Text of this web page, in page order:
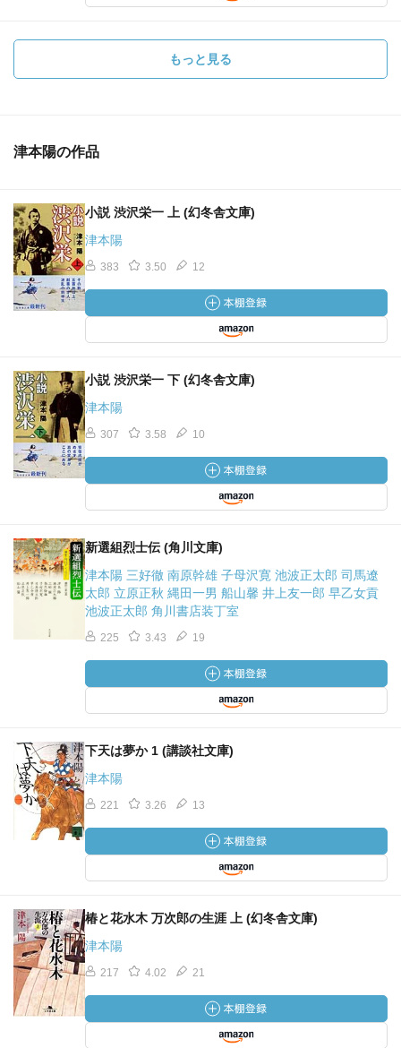
もっと見る
津本陽の作品
小説 渋沢栄一 上 (幻冬舎文庫)
津本陽
383 3.50 12
小説 渋沢栄一 下 (幻冬舎文庫)
津本陽
307 3.58 10
新選組烈士伝 (角川文庫)
津本陽 三好徹 南原幹雄 子母沢寛 池波正太郎 司馬遼
太郎 立原正秋 縄田一男 船山馨 井上友一郎 早乙女貢
池波正太郎 角川書店装丁室
225 3.43 19
下天は夢か 1 (講談社文庫)
津本陽
221 3.26 13
椿と花水木 万次郎の生涯 上 (幻冬舎文庫)
津本陽
217 4.02 21